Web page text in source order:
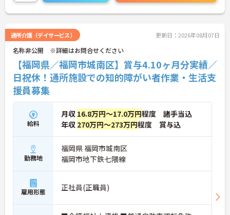
通所介護（デイサービス） 更新日：2026年08月07日
名称非公開 ※詳細はお問合せください
【福岡県／福岡市城南区】賞与4.10ヶ月分実績／
日祝休！通所施設での知的障がい者作業・生活支
援員募集
給料
月収 16.8万円～17.0万円程度 諸手当込
年収 270万円～273万円程度 賞与込
勤務地
福岡県 福岡市城南区
福岡市地下鉄七隈線
雇用形態 正社員(正職員)